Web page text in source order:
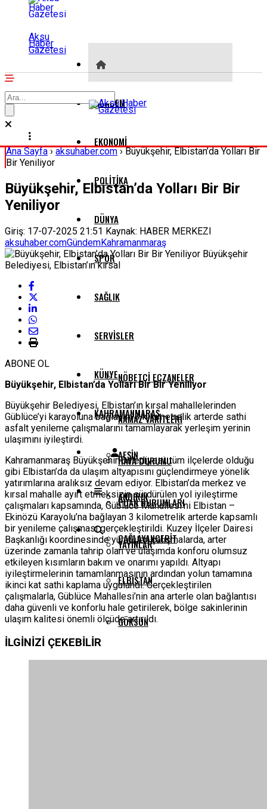
Aksu
Haber
Gazetesi
GÜNDEM
EKONOMI
POLITIKA
DÜNYA
SPOR
SAĞLIK
SERVISLER
NÖBETÇI ECZANELER
NAMAZ VAKITLERI
HAVA DURUMU
PUAN DURUMLARI
YAYINLAR
KÜNYE
KAHRAMANMARAŞ
AFŞIN
ANDIRIN
ÇAĞLAYANCERIT
ELBISTAN
GÖKSUN
PAZARCIK
Ana Sayfa›aksuhaber.com›Büyükşehir, Elbistan’da Yolları Bir
Bir Yeniliyor
Büyükşehir, Elbistan’da Yolları Bir Bir
Yeniliyor
Giriş: 17-07-2025 21:51 Kaynak: HABER MERKEZI
aksuhaber.comGündemKahramanmaraş
ABONE OL
Büyükşehir, Elbistan’da Yolları Bir Bir Yeniliyor
Büyükşehir Belediyesi, Elbistan’ın kırsal mahallelerinden
Güblüce’yi karayoluna bağlayan 3 kilometrelik arterde sathi
asfalt yenileme çalışmalarını tamamlayarak yerleşim yerinin
ulaşımını iyileştirdi.
Kahramanmaraş Büyükşehir Belediyesi, tüm ilçelerde olduğu
gibi Elbistan’da da ulaşım altyapısını güçlendirmeye yönelik
yatırımlarına aralıksız devam ediyor. Elbistan’da merkez ve
kırsal mahalle ayırt etmeksizin sürdürülen yol iyileştirme
çalışmaları kapsamında, Güblüce Mahallesi’ni Elbistan –
Ekinözü Karayolu’na bağlayan 3 kilometrelik arterde kapsamlı
bir yenileme çalışması gerçekleştirildi. Kuzey İlçeler Dairesi
Başkanlığı koordinesinde yürütülen çalışmalarda, arter
üzerinde zamanla tahrip olan ve ulaşımda konforu olumsuz
etkileyen kısımların bakım ve onarımı yapıldı. Altyapı
iyileştirmelerinin tamamlanmasının ardından yolun tamamına
ikinci kat sathi kaplama uygulandı. Gerçekleştirilen
çalışmalarla, Güblüce Mahallesi’nin ana arterle olan bağlantısı
daha güvenli ve konforlu hale getirilerek, bölge sakinlerinin
ulaşım kalitesi önemli ölçüde artırıldı.
İLGİNİZİ ÇEKEBİLİR